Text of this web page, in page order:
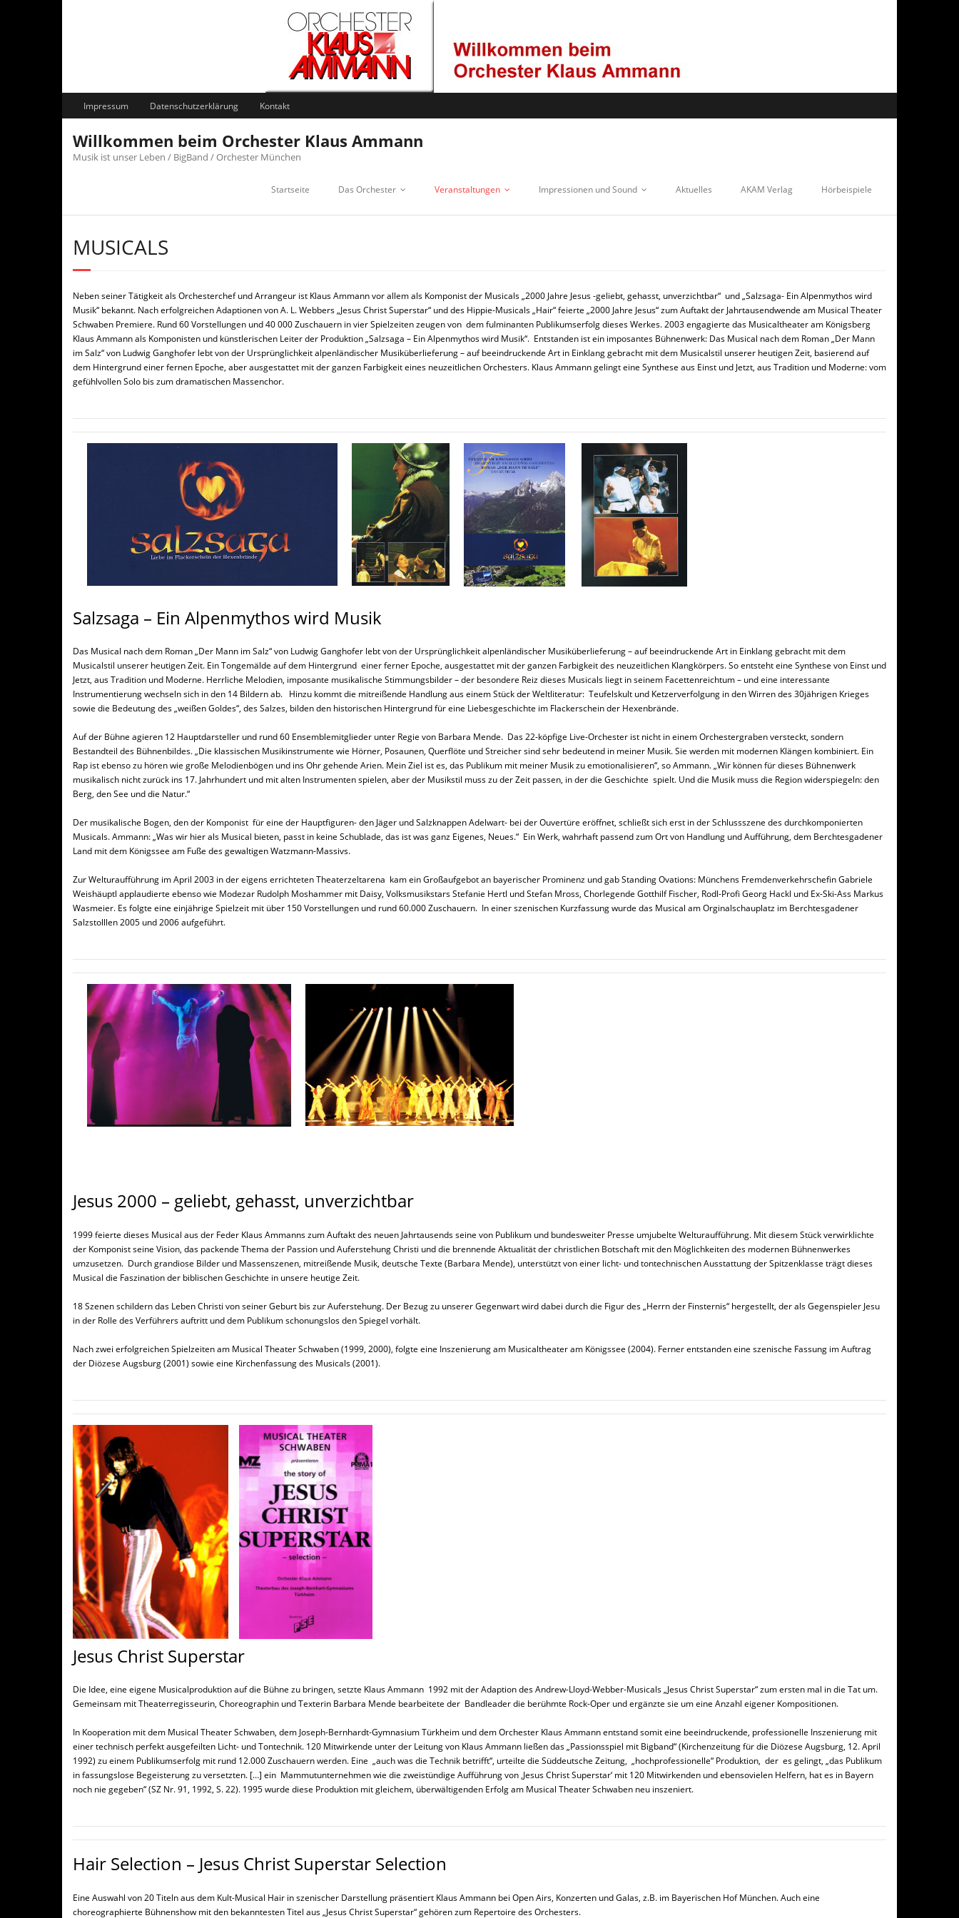
Impressum Datenschutzerklärung Kontakt
Willkommen beim Orchester Klaus Ammann
Musik ist unser Leben / BigBand / Orchester München
Startseite Das Orchester Veranstaltungen Impressionen und Sound Aktuelles AKAM Verlag Hörbeispiele
MUSICALS
Neben seiner Tätigkeit als Orchesterchef und Arrangeur ist Klaus Ammann vor allem als Komponist der Musicals „2000 Jahre Jesus -geliebt, gehasst, unverzichtbar“ und „Salzsaga- Ein Alpenmythos wird
Musik“ bekannt. Nach erfolgreichen Adaptionen von A. L. Webbers „Jesus Christ Superstar“ und des Hippie-Musicals „Hair“ feierte „2000 Jahre Jesus“ zum Auftakt der Jahrtausendwende am Musical Theater
Schwaben Premiere. Rund 60 Vorstellungen und 40 000 Zuschauern in vier Spielzeiten zeugen von dem fulminanten Publikumserfolg dieses Werkes. 2003 engagierte das Musicaltheater am Königsberg
Klaus Ammann als Komponisten und künstlerischen Leiter der Produktion „Salzsaga – Ein Alpenmythos wird Musik“. Entstanden ist ein imposantes Bühnenwerk: Das Musical nach dem Roman „Der Mann
im Salz“ von Ludwig Ganghofer lebt von der Ursprünglichkeit alpenländischer Musiküberlieferung – auf beeindruckende Art in Einklang gebracht mit dem Musicalstil unserer heutigen Zeit, basierend auf
dem Hintergrund einer fernen Epoche, aber ausgestattet mit der ganzen Farbigkeit eines neuzeitlichen Orchesters. Klaus Ammann gelingt eine Synthese aus Einst und Jetzt, aus Tradition und Moderne: vom
gefühlvollen Solo bis zum dramatischen Massenchor.
Salzsaga – Ein Alpenmythos wird Musik
Das Musical nach dem Roman „Der Mann im Salz“ von Ludwig Ganghofer lebt von der Ursprünglichkeit alpenländischer Musiküberlieferung – auf beeindruckende Art in Einklang gebracht mit dem
Musicalstil unserer heutigen Zeit. Ein Tongemälde auf dem Hintergrund einer ferner Epoche, ausgestattet mit der ganzen Farbigkeit des neuzeitlichen Klangkörpers. So entsteht eine Synthese von Einst und
Jetzt, aus Tradition und Moderne. Herrliche Melodien, imposante musikalische Stimmungsbilder – der besondere Reiz dieses Musicals liegt in seinem Facettenreichtum – und eine interessante
Instrumentierung wechseln sich in den 14 Bildern ab. Hinzu kommt die mitreißende Handlung aus einem Stück der Weltliteratur: Teufelskult und Ketzerverfolgung in den Wirren des 30jährigen Krieges
sowie die Bedeutung des „weißen Goldes“, des Salzes, bilden den historischen Hintergrund für eine Liebesgeschichte im Flackerschein der Hexenbrände.
Auf der Bühne agieren 12 Hauptdarsteller und rund 60 Ensemblemitglieder unter Regie von Barbara Mende. Das 22-köpfige Live-Orchester ist nicht in einem Orchestergraben versteckt, sondern
Bestandteil des Bühnenbildes. „Die klassischen Musikinstrumente wie Hörner, Posaunen, Querflöte und Streicher sind sehr bedeutend in meiner Musik. Sie werden mit modernen Klängen kombiniert. Ein
Rap ist ebenso zu hören wie große Melodienbögen und ins Ohr gehende Arien. Mein Ziel ist es, das Publikum mit meiner Musik zu emotionalisieren“, so Ammann. „Wir können für dieses Bühnenwerk
musikalisch nicht zurück ins 17. Jahrhundert und mit alten Instrumenten spielen, aber der Musikstil muss zu der Zeit passen, in der die Geschichte spielt. Und die Musik muss die Region widerspiegeln: den
Berg, den See und die Natur.“
Der musikalische Bogen, den der Komponist für eine der Hauptfiguren- den Jäger und Salzknappen Adelwart- bei der Ouvertüre eröffnet, schließt sich erst in der Schlussszene des durchkomponierten
Musicals. Ammann: „Was wir hier als Musical bieten, passt in keine Schublade, das ist was ganz Eigenes, Neues.“ Ein Werk, wahrhaft passend zum Ort von Handlung und Aufführung, dem Berchtesgadener
Land mit dem Königssee am Fuße des gewaltigen Watzmann-Massivs.
Zur Welturaufführung im April 2003 in der eigens errichteten Theaterzeltarena kam ein Großaufgebot an bayerischer Prominenz und gab Standing Ovations: Münchens Fremdenverkehrschefin Gabriele
Weishäuptl applaudierte ebenso wie Modezar Rudolph Moshammer mit Daisy, Volksmusikstars Stefanie Hertl und Stefan Mross, Chorlegende Gotthilf Fischer, Rodl-Profi Georg Hackl und Ex-Ski-Ass Markus
Wasmeier. Es folgte eine einjährige Spielzeit mit über 150 Vorstellungen und rund 60.000 Zuschauern. In einer szenischen Kurzfassung wurde das Musical am Orginalschauplatz im Berchtesgadener
Salzstolllen 2005 und 2006 aufgeführt.
Jesus 2000 – geliebt, gehasst, unverzichtbar
1999 feierte dieses Musical aus der Feder Klaus Ammanns zum Auftakt des neuen Jahrtausends seine von Publikum und bundesweiter Presse umjubelte Welturaufführung. Mit diesem Stück verwirklichte
der Komponist seine Vision, das packende Thema der Passion und Auferstehung Christi und die brennende Aktualität der christlichen Botschaft mit den Möglichkeiten des modernen Bühnenwerkes
umzusetzen. Durch grandiose Bilder und Massenszenen, mitreißende Musik, deutsche Texte (Barbara Mende), unterstützt von einer licht- und tontechnischen Ausstattung der Spitzenklasse trägt dieses
Musical die Faszination der biblischen Geschichte in unsere heutige Zeit.
18 Szenen schildern das Leben Christi von seiner Geburt bis zur Auferstehung. Der Bezug zu unserer Gegenwart wird dabei durch die Figur des „Herrn der Finsternis“ hergestellt, der als Gegenspieler Jesu
in der Rolle des Verführers auftritt und dem Publikum schonungslos den Spiegel vorhält.
Nach zwei erfolgreichen Spielzeiten am Musical Theater Schwaben (1999, 2000), folgte eine Inszenierung am Musicaltheater am Königssee (2004). Ferner entstanden eine szenische Fassung im Auftrag
der Diözese Augsburg (2001) sowie eine Kirchenfassung des Musicals (2001).
Jesus Christ Superstar
Die Idee, eine eigene Musicalproduktion auf die Bühne zu bringen, setzte Klaus Ammann 1992 mit der Adaption des Andrew-Lloyd-Webber-Musicals „Jesus Christ Superstar“ zum ersten mal in die Tat um.
Gemeinsam mit Theaterregisseurin, Choreographin und Texterin Barbara Mende bearbeitete der Bandleader die berühmte Rock-Oper und ergänzte sie um eine Anzahl eigener Kompositionen.
In Kooperation mit dem Musical Theater Schwaben, dem Joseph-Bernhardt-Gymnasium Türkheim und dem Orchester Klaus Ammann entstand somit eine beeindruckende, professionelle Inszenierung mit
einer technisch perfekt ausgefeilten Licht- und Tontechnik. 120 Mitwirkende unter der Leitung von Klaus Ammann ließen das „Passionsspiel mit Bigband“ (Kirchenzeitung für die Diözese Augsburg, 12. April
1992) zu einem Publikumserfolg mit rund 12.000 Zuschauern werden. Eine „auch was die Technik betrifft“, urteilte die Süddeutsche Zeitung, „hochprofessionelle“ Produktion, der es gelingt, „das Publikum
in fassungslose Begeisterung zu versetzten. […] ein Mammutunternehmen wie die zweistündige Aufführung von ‚Jesus Christ Superstar‘ mit 120 Mitwirkenden und ebensovielen Helfern, hat es in Bayern
noch nie gegeben“ (SZ Nr. 91, 1992, S. 22). 1995 wurde diese Produktion mit gleichem, überwältigenden Erfolg am Musical Theater Schwaben neu inszeniert.
Hair Selection – Jesus Christ Superstar Selection
Eine Auswahl von 20 Titeln aus dem Kult-Musical Hair in szenischer Darstellung präsentiert Klaus Ammann bei Open Airs, Konzerten und Galas, z.B. im Bayerischen Hof München. Auch eine
choreographierte Bühnenshow mit den bekanntesten Titel aus „Jesus Christ Superstar“ gehören zum Repertoire des Orchesters.